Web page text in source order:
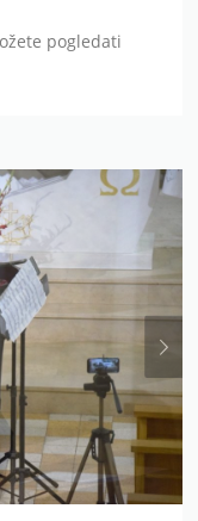
pogledati